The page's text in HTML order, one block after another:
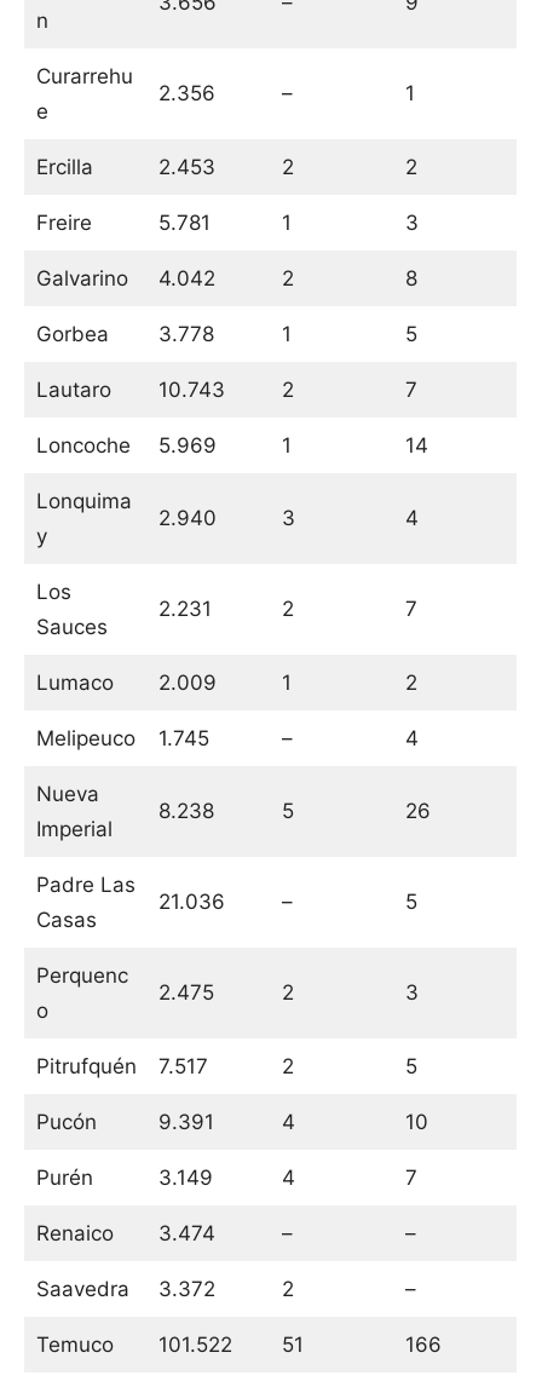
n
Curarrehu
e
2.356 – 1
Ercilla 2.453 2 2
Freire 5.781 1 3
Galvarino 4.042 2 8
Gorbea 3.778 1 5
Lautaro 10.743 2 7
Loncoche 5.969 1 14
Lonquima
y
2.940 3 4
Los
Sauces
2.231 2 7
Lumaco 2.009 1 2
Melipeuco 1.745 – 4
Nueva
Imperial
8.238 5 26
Padre Las
Casas
21.036 – 5
Perquenc
o
2.475 2 3
Pitrufquén 7.517 2 5
Pucón 9.391 4 10
Purén 3.149 4 7
Renaico 3.474 – –
Saavedra 3.372 2 –
Temuco 101.522 51 166